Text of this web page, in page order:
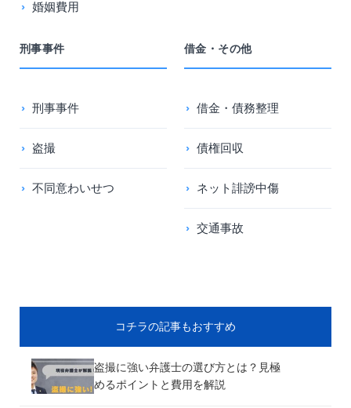
婚姻費用
刑事事件
刑事事件
盗撮
不同意わいせつ
借金・その他
借金・債務整理
債権回収
ネット誹謗中傷
交通事故
コチラの記事もおすすめ
盗撮に強い弁護士の選び方とは？見極
めるポイントと費用を解説